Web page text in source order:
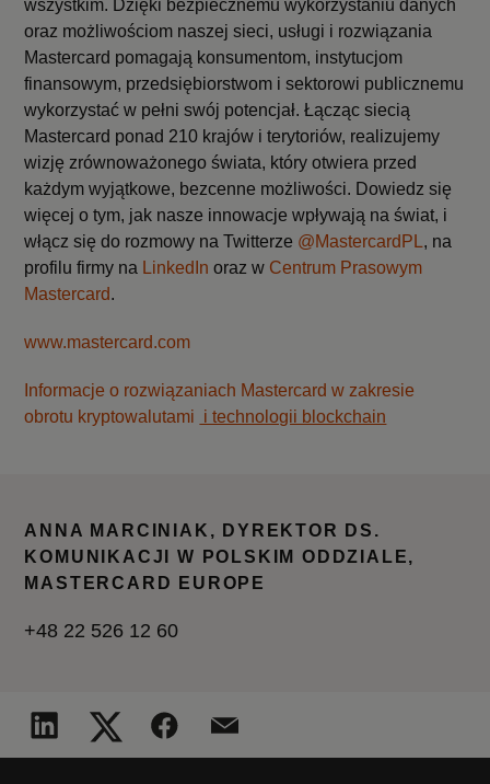
wszystkim. Dzięki bezpiecznemu wykorzystaniu danych
oraz możliwościom naszej sieci, usługi i rozwiązania
Mastercard pomagają konsumentom, instytucjom
finansowym, przedsiębiorstwom i sektorowi publicznemu
wykorzystać w pełni swój potencjał. Łącząc siecią
Mastercard ponad 210 krajów i terytoriów, realizujemy
wizję zrównoważonego świata, który otwiera przed
każdym wyjątkowe, bezcenne możliwości. Dowiedz się
więcej o tym, jak nasze innowacje wpływają na świat, i
włącz się do rozmowy na Twitterze @MastercardPL, na
profilu firmy na LinkedIn oraz w Centrum Prasowym
Mastercard.
www.mastercard.com
Informacje o rozwiązaniach Mastercard w zakresie
obrotu kryptowalutami i technologii blockchain
ANNA MARCINIAK, DYREKTOR DS.
KOMUNIKACJI W POLSKIM ODDZIALE,
MASTERCARD EUROPE
+48 22 526 12 60